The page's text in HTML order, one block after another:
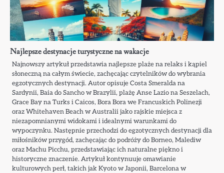
Najlepsze destynacje turystyczne na wakacje
Najnowszy artykuł przedstawia najlepsze plaże na relaks i kąpiel
słoneczną na całym świecie, zachęcając czytelników do wybrania
egzotycznych destynacji. Autor opisuje Costa Smeralda na
Sardynii, Baia do Sancho w Brazylii, plażę Anse Lazio na Seszelach,
Grace Bay na Turks i Caicos, Bora Bora we Francuskich Polinezji
oraz Whitehaven Beach w Australii jako rajskie miejsca z
niezapomnianymi widokami i idealnymi warunkami do
wypoczynku. Następnie przechodzi do egzotycznych destynacji dla
miłośników przygód, zachęcając do podróży do Borneo, Malediw
oraz Machu Picchu, przedstawiając ich naturalne piękno i
historyczne znaczenie. Artykuł kontynuuje omawianie
kulturowych perł, takich jak Kyoto w Japonii, Barcelona w